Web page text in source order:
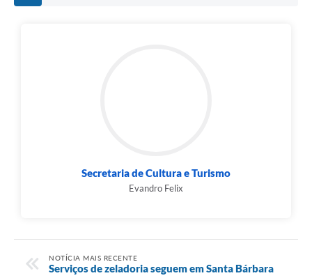
Secretaria de Cultura e Turismo
Evandro Felix
NOTÍCIA MAIS RECENTE
Serviços de zeladoria seguem em Santa Bárbara